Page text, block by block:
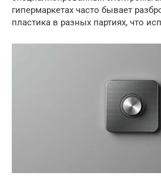
гипермаркетах часто бывает
пластика в разных партиях, что